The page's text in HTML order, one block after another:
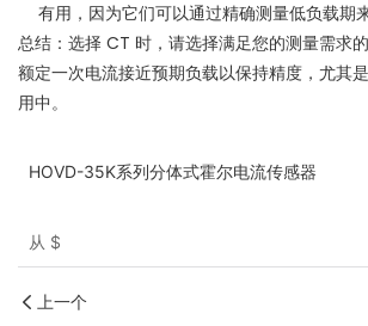
有用，因为它们可以通过精确测量低负载期
总结：选择 CT 时，请选择满足您的测量需求
额定一次电流接近预期负载以保持精度，尤其
用中。
HOVD-35K系列分体式霍尔电流传感器
从 $
上一个